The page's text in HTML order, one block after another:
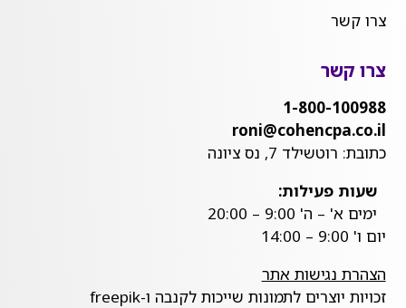
צרו קשר
צרו קשר
1-800-100988
roni@cohencpa.co.il
כתובת: רוטשילד 7, נס ציונה
שעות פעילות:
ימים א' – ה' 9:00 – 20:00
יום ו' 9:00 – 14:00
הצהרת נגישות אתר
זכויות יוצרים לתמונות שייכות לקנבה ו-freepik